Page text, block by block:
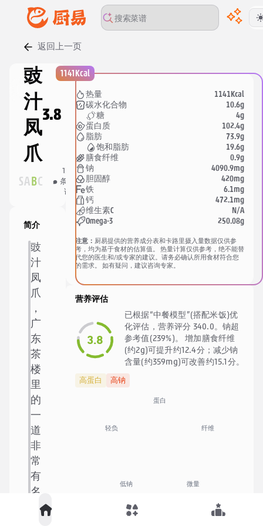
返回上一页
豉
汁
凤
爪
3.8
SA BC
136
条评
论
人收
简介
豉
汁
凤
爪
，
广
东
茶
楼
里
的
一
道
非
常
有
名
的
1141Kcal
热量 1141Kcal
碳水化合物 10.6g
糖 4g
蛋白质 102.4g
脂肪 73.9g
饱和脂肪 19.6g
膳食纤维 0.9g
钠 4090.9mg
胆固醇 420mg
铁 6.1mg
钙 472.1mg
维生素C N/A
Omega-3 250.08g
注意： 厨易提供的营养成分表和卡路里摄入量数据仅供参
考，均为基于食材的估算值。 热量计算仅供参考，绝不能替
代您的医生和/或专家的建议。请务必确认所用食材符合您
的需求。 如有疑问，建议咨询专家。
营养评估
3.8
已根据“中餐模型”(搭配米饭)优
化评估，营养评分 340.0。钠超
参考值(239%)。 增加膳食纤维
(约2g)可提升约12.4分；减少钠
含量(约359mg)可改善约15.1分。
高蛋白 高钠
蛋白
纤维
微量
低钠
轻负